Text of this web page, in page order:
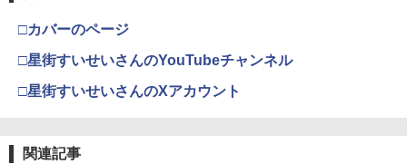
□カバーのページ
□星街すいせいさんのYouTubeチャンネル
□星街すいせいさんのXアカウント
関連記事